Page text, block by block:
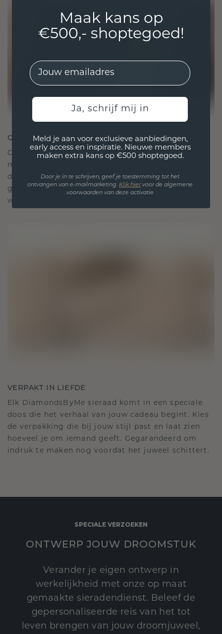
ONTWORPEN VOOR VERBINDING
Onze ontwerpfilosofie is gericht op verbinding,
met elk stuk ontworpen om de tand des tijds te
doorstaan. Het wordt jouw symbool van liefde en
gekoesterde momenten, bedoeld om voor altijd te
worden gedragen en gekoesterd.
VERPAKT IN LIEFDE
Elk DiamondsByMe sieraad komt in een speciale
doos die het verhaal van jouw cadeau begint. Kies
de verpakking die bij jouw stijl past en laat zien
hoeveel je om iemand geeft. Gegarandeerd om
indruk te maken nog voordat het juweel schittert.
SPECIALE VERZOEKEN
ONTWERP JOUW DROOMSTUK
Verander je eigen ontwerp in
werkelijkheid met onze op maat
gemaakte sieradendienst. Beleef de
gepersonaliseerde reis van het tot
leven brengen van jouw droomjuweel,
Maak kans op
€500,- shoptegoed!
EMail
Ja, schrijf mij in
Meld je aan voor exclusieve aanbiedingen,
early access en inspiratie. Nieuwe members
maken extra kans op €500 shoptegoed.
Door je in te schrijven, geef je toestemming tot het
ontvangen van e-mailmarketing. Klik hiervoor de algemene
voorwaarden van deze activatie